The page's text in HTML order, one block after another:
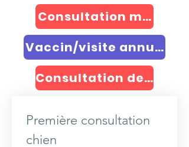
Consultation maladie
Vaccin/visite annuels
Consultation de
Première consultation